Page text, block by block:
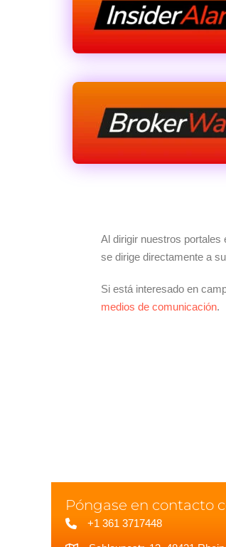
Al dirigir nuestros
se dirige directamente a
Si está interesado en
medios de comunicación.
Póngase en contacto
+1 361 3717448